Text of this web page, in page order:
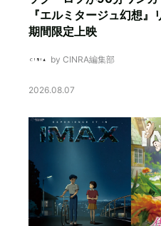
『エルミタージュ幻想』
期間限定上映
by CINRA編集部
2026.08.07